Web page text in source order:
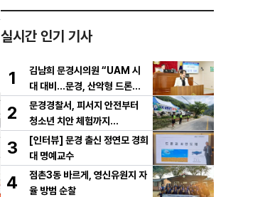
실시간 인기 기사
1
김남희 문경시의원 “UAM 시
대 대비…문경, 산악형 드론산
업 중심도시로 도약해야”
2
문경경찰서, 피서지 안전부터
청소년 치안 체험까지…
3
[인터뷰] 문경 출신 정연모 경희
대 명예교수
4
점촌3동 바르게, 영신유원지 자
율 방범 순찰